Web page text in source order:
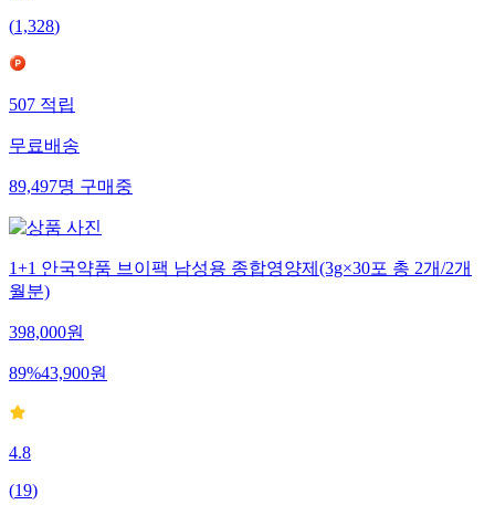
(1,328)
507 적립
무료배송
89,497명 구매중
1+1 안국약품 브이팩 남성용 종합영양제(3g×30포 총 2개/2개
월분)
398,000원
89%43,900원
4.8
(19)